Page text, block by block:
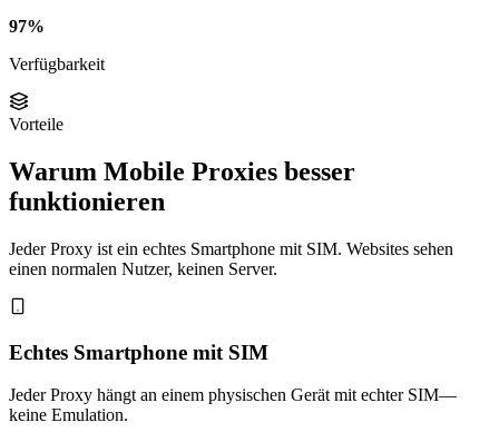
97%
Verfügbarkeit
Vorteile
Warum Mobile Proxies besser
funktionieren
Jeder Proxy ist ein echtes Smartphone mit SIM. Websites sehen
einen normalen Nutzer, keinen Server.
Echtes Smartphone mit SIM
Jeder Proxy hängt an einem physischen Gerät mit echter SIM—
keine Emulation.